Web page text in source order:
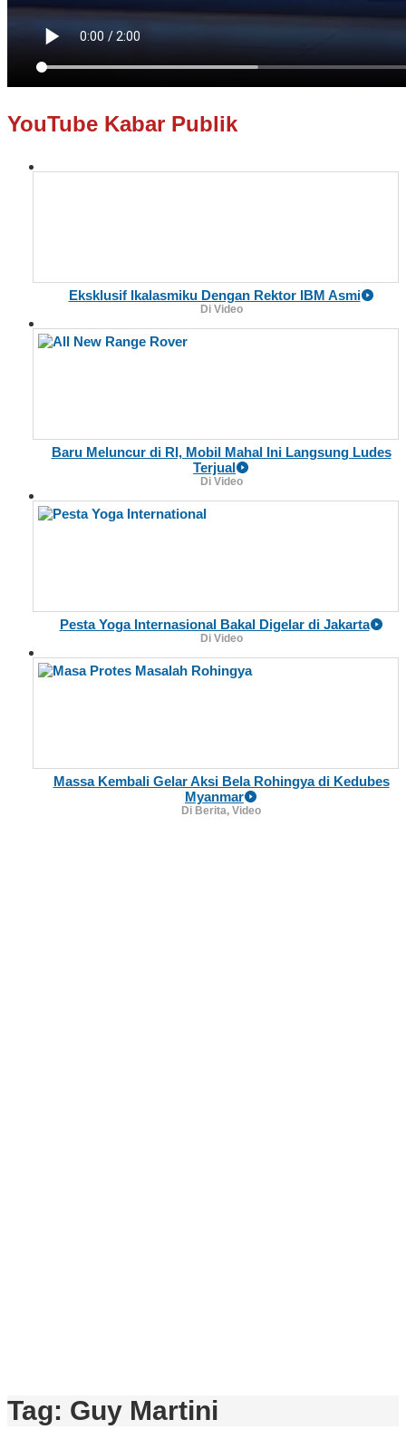
YouTube Kabar Publik
Eksklusif Ikalasmiku Dengan Rektor IBM Asmi
Di Video
Baru Meluncur di RI, Mobil Mahal Ini Langsung Ludes
Terjual
Di Video
Pesta Yoga Internasional Bakal Digelar di Jakarta
Di Video
Massa Kembali Gelar Aksi Bela Rohingya di Kedubes
Myanmar
Di Berita, Video
Tag: Guy Martini